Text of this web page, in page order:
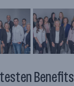
Benefits